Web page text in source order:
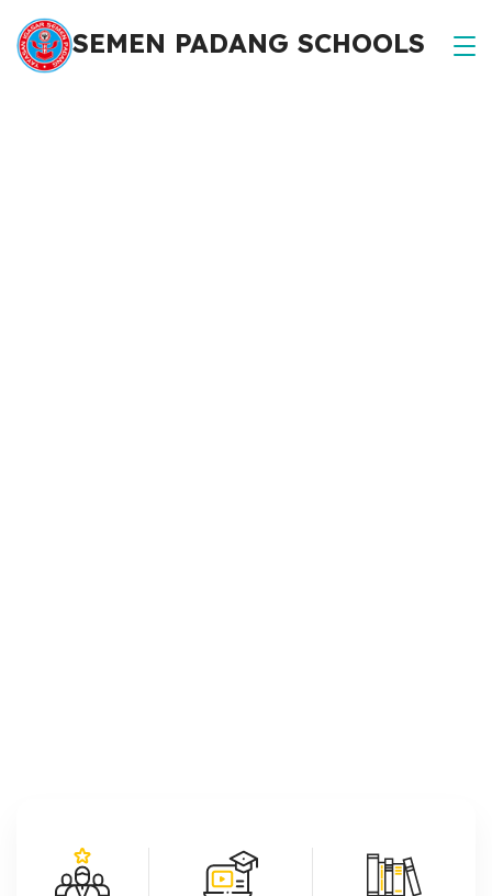
SEMEN PADANG SCHOOLS